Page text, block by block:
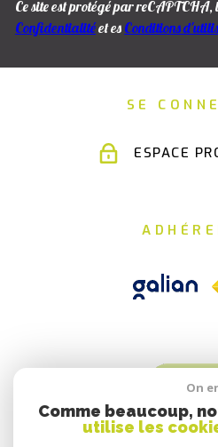
Ce site est protégé par reCAPTCHA,
Confidentialitéet es Conditions
SE
ESPACE
On
Comme beaucoup,
utilise les